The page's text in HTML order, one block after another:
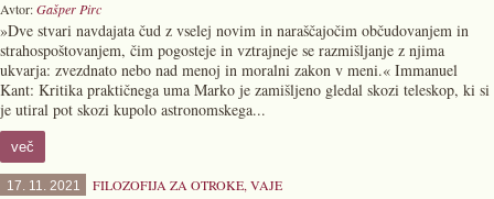
Avtor:Gašper Pirc
»Dve stvari navdajata čud z vselej novim in naraščajočim občudovanjem in
strahospoštovanjem, čim pogosteje in vztrajneje se razmišljanje z njima
ukvarja: zvezdnato nebo nad menoj in moralni zakon v meni.« Immanuel
Kant: Kritika praktičnega uma Marko je zamišljeno gledal skozi teleskop, ki si
je utiral pot skozi kupolo astronomskega...
več
17. 11. 2021 FILOZOFIJA ZA OTROKE, VAJE